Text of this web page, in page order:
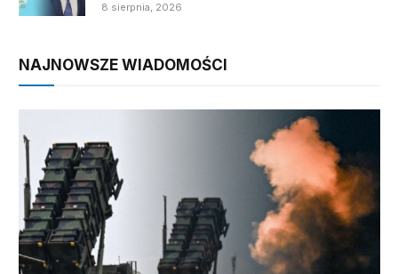
8 sierpnia, 2026
NAJNOWSZE WIADOMOŚCI